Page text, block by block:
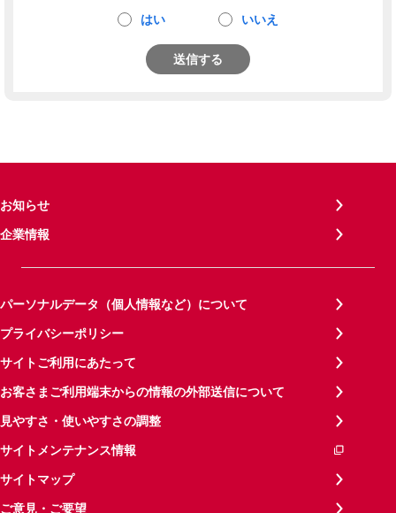
はい いいえ
送信する
お知らせ
企業情報
パーソナルデータ（個人情報など）について
プライバシーポリシー
サイトご利用にあたって
お客さまご利用端末からの情報の外部送信について
見やすさ・使いやすさの調整
サイトメンテナンス情報
サイトマップ
ご意見・ご要望